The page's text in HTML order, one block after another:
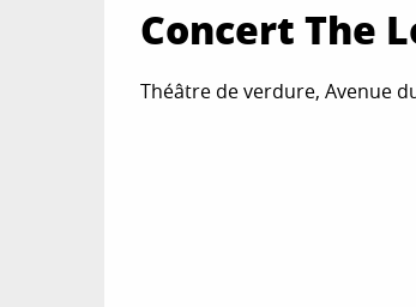
Concert The
Théâtre de verdure, Avenue